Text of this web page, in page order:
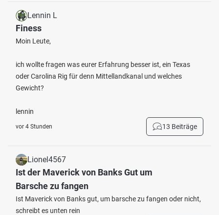
Lennin L
Finess
Moin Leute,
ich wollte fragen was eurer Erfahrung besser ist, ein Texas
oder Carolina Rig für denn Mittellandkanal und welches
Gewicht?
lennin
vor 4 Stunden 13 Beiträge
Lionel4567
Ist der Maverick von Banks Gut um
Barsche zu fangen
Ist Maverick von Banks gut, um barsche zu fangen oder nicht,
schreibt es unten rein